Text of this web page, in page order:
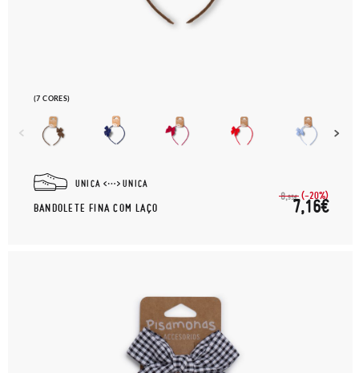
(7 CORES)
UNICA UNICA
BANDOLETE FINA COM LAÇO
8,95€ (-20%)
7,16€